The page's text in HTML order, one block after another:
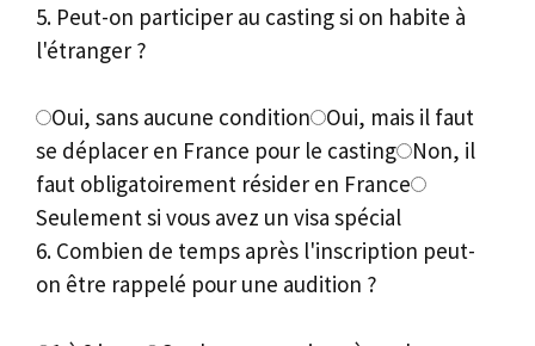
5. Peut-on participer au casting si on habite à
l'étranger ?
Oui, sans aucune condition
Oui, mais il faut
se déplacer en France pour le casting
Non, il
faut obligatoirement résider en France
Seulement si vous avez un visa spécial
6. Combien de temps après l'inscription peut-
on être rappelé pour une audition ?